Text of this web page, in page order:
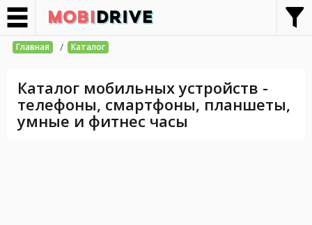
Главная / Каталог
Каталог мобильных устройств -
телефоны, смартфоны, планшеты,
умные и фитнес часы